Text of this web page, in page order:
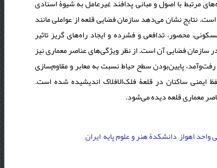
مرتبط با اصول و مبانی پدافند غیرعامل به شیوۀ اسنادی
نتایج نشان می‌‌دهد سازمان فضایی قلعه از عواملی مانند
محصور، تدافعی و فشرده و ایجاد راه‌های گریز تاثیر
فضایی آن است. از نظر ویژگی‌های عناصر معماری نیز
پایین‌بودن سطح حیاط نسبت به معابر و مقاوم‌سازی
ایمنی ساکنان در قلعۀ فلک‌الافلاک اندیشیده شده است.
معماری قلعه دیده می‌شود.
اهواز, دانشکدۀ هنر و علوم پایه, ایران